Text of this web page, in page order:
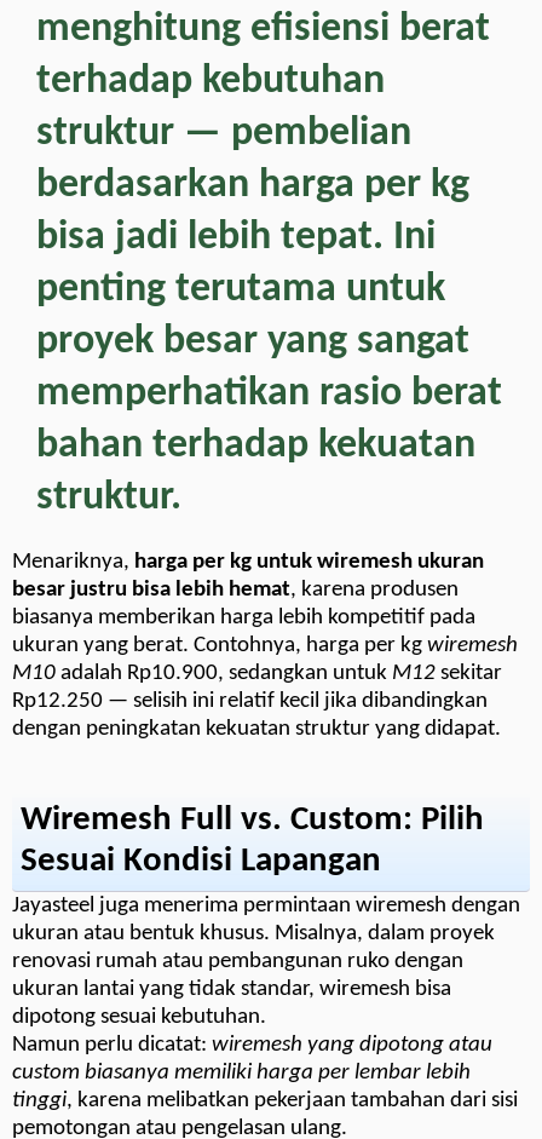
menghitung efisiensi berat
terhadap kebutuhan
struktur — pembelian
berdasarkan harga per kg
bisa jadi lebih tepat. Ini
penting terutama untuk
proyek besar yang sangat
memperhatikan rasio berat
bahan terhadap kekuatan
struktur.
Menariknya, harga per kg untuk wiremesh ukuran
besar justru bisa lebih hemat, karena produsen
biasanya memberikan harga lebih kompetitif pada
ukuran yang berat. Contohnya, harga per kg wiremesh
M10 adalah Rp10.900, sedangkan untuk M12 sekitar
Rp12.250 — selisih ini relatif kecil jika dibandingkan
dengan peningkatan kekuatan struktur yang didapat.
Wiremesh Full vs. Custom: Pilih
Sesuai Kondisi Lapangan
Jayasteel juga menerima permintaan wiremesh dengan
ukuran atau bentuk khusus. Misalnya, dalam proyek
renovasi rumah atau pembangunan ruko dengan
ukuran lantai yang tidak standar, wiremesh bisa
dipotong sesuai kebutuhan.
Namun perlu dicatat: wiremesh yang dipotong atau
custom biasanya memiliki harga per lembar lebih
tinggi, karena melibatkan pekerjaan tambahan dari sisi
pemotongan atau pengelasan ulang.